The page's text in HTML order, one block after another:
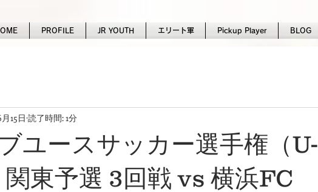
PROFILE JR YOUTH エリート軍 Pickup Player BLOG
ユースサッカー選手権（U-
東予選 3回戦 vs 横浜FC
15日 読了時間: 1分